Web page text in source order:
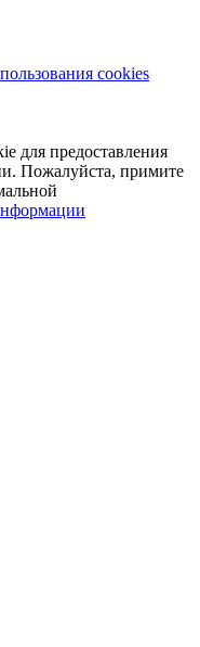
cookies
для предоставления
Пожалуйста, примите